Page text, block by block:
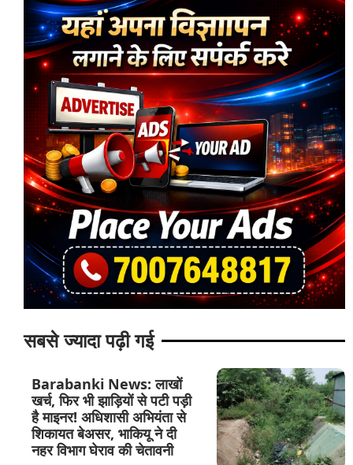
सबसे ज्यादा पढ़ी गई
Barabanki News: लाखों
खर्च, फिर भी झाड़ियों से पटी पड़ी
है माइनर! अधिशासी अभियंता से
शिकायत बेअसर, भाकियू ने दी
नहर विभाग घेराव की चेतावनी